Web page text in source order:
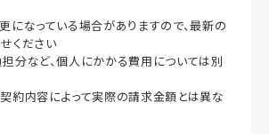
年月数）
になっている場合がありますので、最新の
ください
分など、個人にかかる費用については別
約内容によって実際の請求金額とは異な